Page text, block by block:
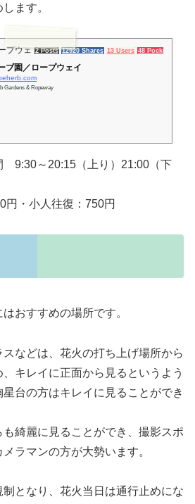
ます。
プウェイ2 Posts 12920 Shares 13 Users 48 Pockets
ブ園／ロープウェイ
Gardens & Ropeway
9:30～20:15（上り）21:00（下
・小人往復：750円
おすすめの場所です。
などは、花火の打ち上げ場所から
キレイに正面から見るというよう
台の方はキレイに見ることができ
も綺麗に見ることができ、撮影スポ
ラマンの方が大勢います。
となり、花火当日は通行止めにな